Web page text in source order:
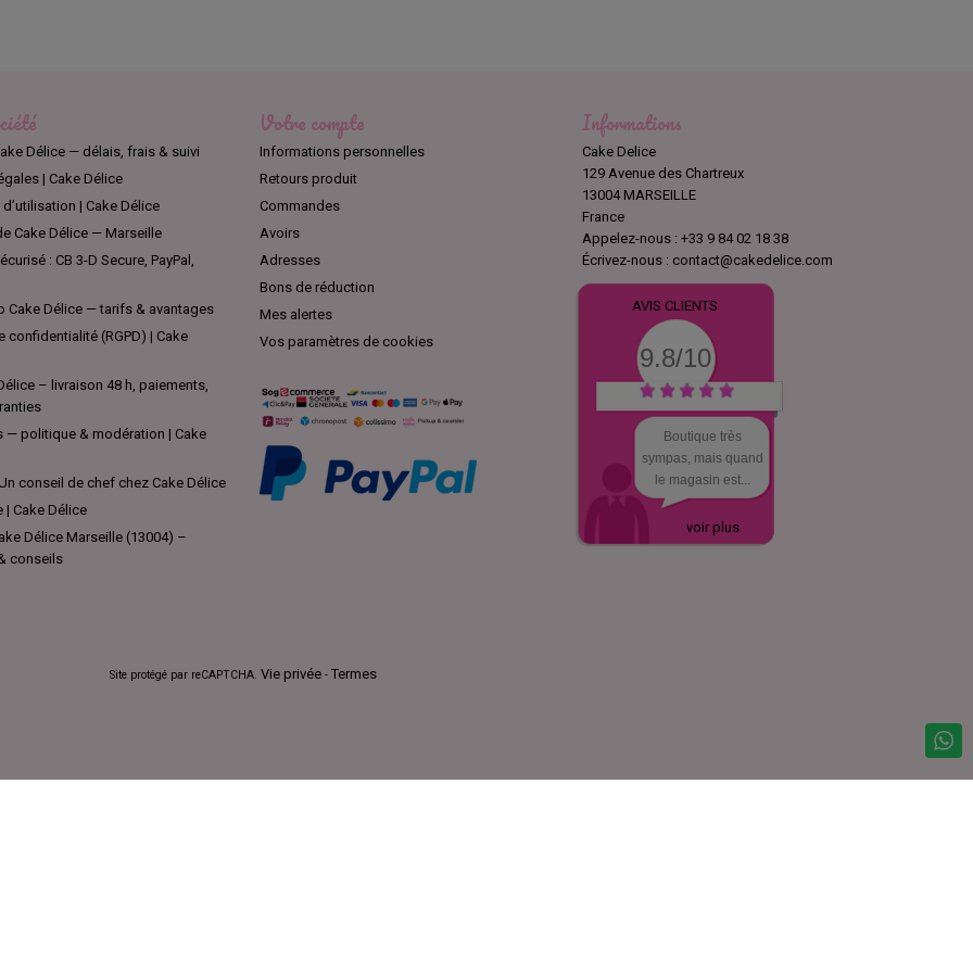
Délice — délais, frais & suivi
| Cake Délice
| Cake Délice
Cake Délice — Marseille
: CB 3-D Secure, PayPal,
Cake Délice — tarifs & avantages
confidentialité (RGPD) | Cake
– livraison 48 h, paiements,
— politique & modération | Cake
conseil de chef chez Cake Délice
| Cake Délice
Délice Marseille (13004) –
conseils
Votre compte
Informations personnelles
Retours produit
Commandes
Avoirs
Adresses
Bons de réduction
Mes alertes
Vos paramètres de cookies
Informations
Cake Delice
129 Avenue des Chartreux
13004 MARSEILLE
France
Appelez-nous :+33 9 84 02 18 38
Écrivez-nous : contact@cakedelice.com
AVIS CLIENTS
9.8/10
Boutique très
sympas, mais quand
le magasin est...
voir plus
Site protégé par reCAPTCHA. Vie privée - Termes